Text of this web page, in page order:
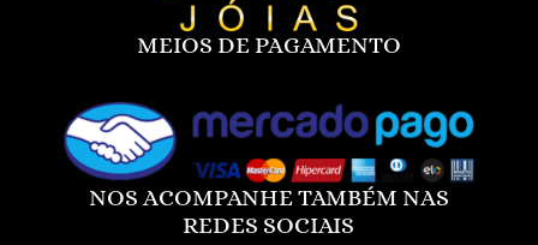
MEIOS DE PAGAMENTO
NOS ACOMPANHE TAMBÉM NAS
REDES SOCIAIS